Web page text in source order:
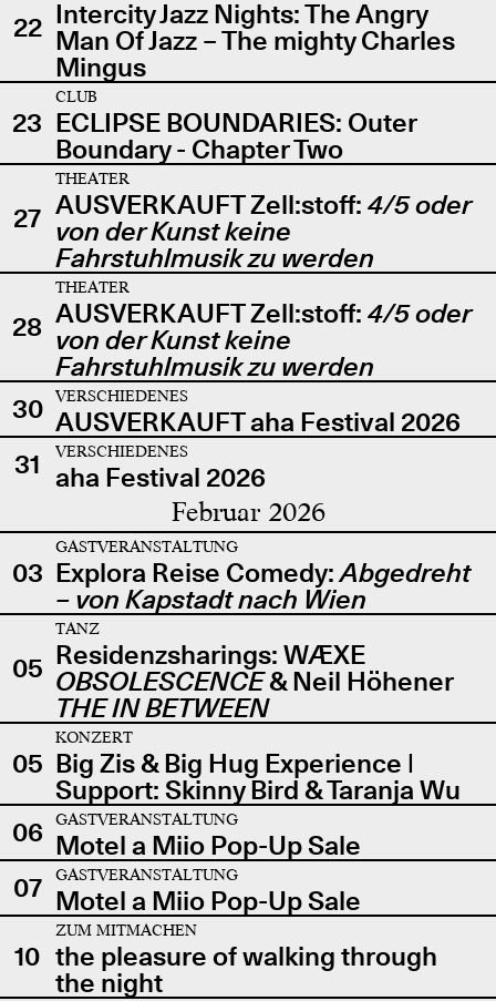
22 Intercity Jazz Nights: The Angry
Man Of Jazz – The mighty Charles
Mingus
23
CLUB
ECLIPSE BOUNDARIES: Outer
Boundary - Chapter Two
27
THEATER
AUSVERKAUFT Zell:stoff: 4/5 oder
von der Kunst keine
Fahrstuhlmusik zu werden
28
THEATER
AUSVERKAUFT Zell:stoff: 4/5 oder
von der Kunst keine
Fahrstuhlmusik zu werden
30
VERSCHIEDENES
AUSVERKAUFT aha Festival 2026
31
VERSCHIEDENES
aha Festival 2026
Februar 2026
03
GASTVERANSTALTUNG
Explora Reise Comedy:Abgedreht
– von Kapstadt nach Wien
05
TANZ
Residenzsharings: WÆXE
OBSOLESCENCE& Neil Höhener
THE IN BETWEEN
05
KONZERT
Big Zis & Big Hug Experience |
Support: Skinny Bird & Taranja Wu
06
GASTVERANSTALTUNG
Motel a Miio Pop-Up Sale
07
GASTVERANSTALTUNG
Motel a Miio Pop-Up Sale
10
ZUM MITMACHEN
the pleasure of walking through
the night